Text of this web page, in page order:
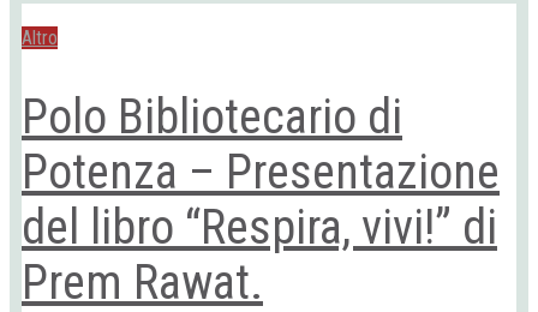
Altro
Polo Bibliotecario di
Potenza – Presentazione
del libro “Respira, vivi!” di
Prem Rawat.